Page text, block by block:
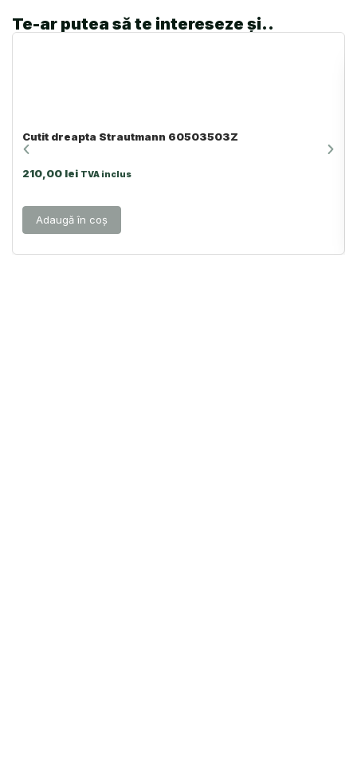
Te-ar putea să te intereseze și..
Cutit dreapta Strautmann 60503503Z
210,00 lei TVA inclus
Adaugă în coș